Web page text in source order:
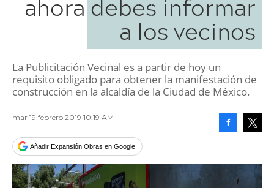
a los vecinos
La Publicitación Vecinal es a partir de hoy un
requisito obligado para obtener la manifestación de
construcción en la alcaldía de la Ciudad de México.
mar 19 febrero 2019 10:19 AM
Añadir Expansión Obras en Google